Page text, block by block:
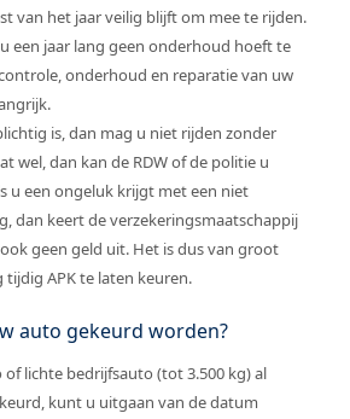
van het jaar veilig blijft om mee te rijden.
een jaar lang geen onderhoud hoeft te
onderhoud en reparatie van uw
is, dan mag u niet rijden zonder
wel, dan kan de RDW of de politie u
u een ongeluk krijgt met een niet
dan keert de verzekeringsmaatschappij
geen geld uit. Het is dus van groot
APK te laten keuren.
auto gekeurd worden?
lichte bedrijfsauto (tot 3.500 kg) al
kunt u uitgaan van de datum